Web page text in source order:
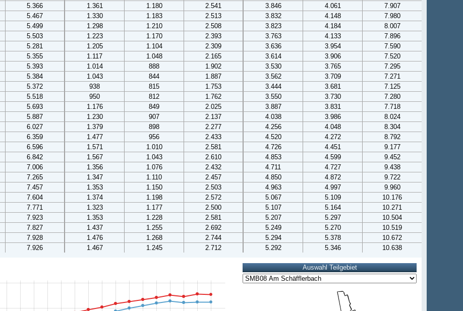
5.366 1.361 1.180 2.541 3.846 4.061
7.907
5.467 1.330 1.183 2.513 3.832 4.148
7.980
5.499 1.298 1.210 2.508 3.823 4.184
8.007
5.503 1.223 1.170 2.393 3.763 4.133
7.896
5.281 1.205 1.104 2.309 3.636 3.954
7.590
5.355 1.117 1.048 2.165 3.614 3.906
7.520
5.393 1.014 888 1.902 3.530 3.765
7.295
5.384 1.043 844 1.887 3.562 3.709
7.271
5.372 938 815 1.753 3.444 3.681
7.125
5.518 950 812 1.762 3.550 3.730
7.280
5.693 1.176 849 2.025 3.887 3.831
7.718
5.887 1.230 907 2.137 4.038 3.986
8.024
6.027 1.379 898 2.277 4.256 4.048
8.304
6.359 1.477 956 2.433 4.520 4.272
8.792
6.596 1.571 1.010 2.581 4.726 4.451
9.177
6.842 1.567 1.043 2.610 4.853 4.599
9.452
7.006 1.356 1.076 2.432 4.711 4.727
9.438
7.265 1.347 1.110 2.457 4.850 4.872
9.722
7.457 1.353 1.150 2.503 4.963 4.997
9.960
7.604 1.374 1.198 2.572 5.067 5.109
10.176
7.771 1.323 1.177 2.500 5.107 5.164
10.271
7.923 1.353 1.228 2.581 5.207 5.297
10.504
7.827 1.437 1.255 2.692 5.249 5.270
10.519
7.928 1.476 1.268 2.744 5.294 5.378
10.672
7.926 1.467 1.245 2.712 5.292 5.346 10.638